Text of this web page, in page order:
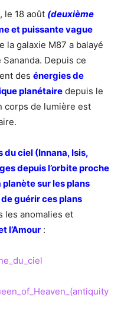
, le 18 août (deuxième
et puissante vague
la galaxie M87 a balayé
Depuis ce
des énergies de
planétaire depuis le
corps de lumière est
du ciel (Innana, Isis,
depuis l’orbite proche
sur les plans
guérir ces plans
les anomalies et
l’Amour :